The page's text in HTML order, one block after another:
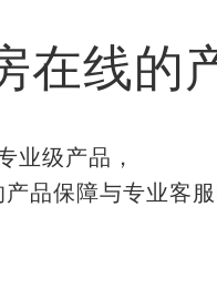
在线的
业级产品，
品保障与专业客服